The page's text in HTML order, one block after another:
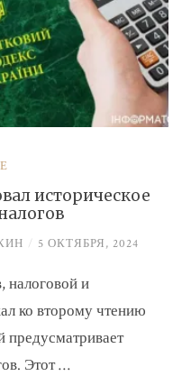
историческое
/ 5 ОКТЯБРЯ, 2024
налоговой и
ко второму чтению
предусматривает
Этот …